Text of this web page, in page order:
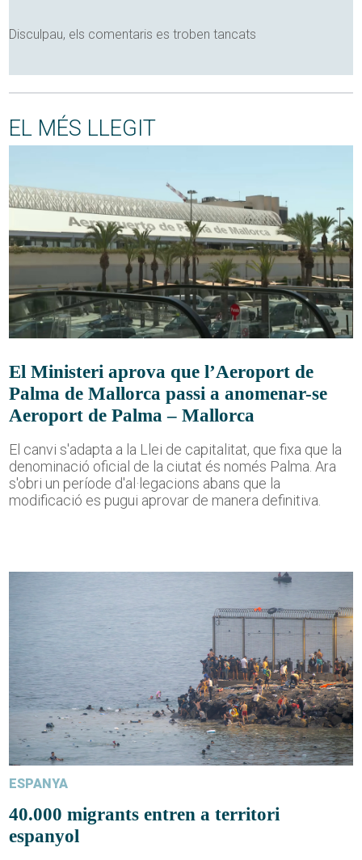
Disculpau, els comentaris es troben tancats
EL MÉS LLEGIT
El Ministeri aprova que l’Aeroport de
Palma de Mallorca passi a anomenar-se
Aeroport de Palma – Mallorca
El canvi s'adapta a la Llei de capitalitat, que fixa que la
denominació oficial de la ciutat és només Palma. Ara
s'obri un període d'al·legacions abans que la
modificació es pugui aprovar de manera definitiva.
ESPANYA
40.000 migrants entren a territori
espanyol